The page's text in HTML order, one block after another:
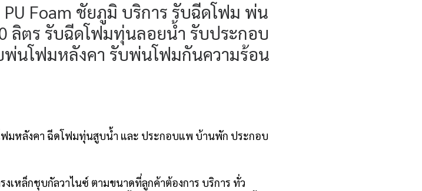
Foam ชัยภูมิ บริการ รับฉีดโฟม พ่น
ลิตร รับฉีดโฟมทุ่นลอยน้ำ รับประกอบ
นโฟมหลังคา รับพ่นโฟมกันความร้อน
หลังคา ฉีดโฟมทุ่นสูบน้ำ และ ประกอบแพ บ้านพัก ประกอบ
หล็กชุบกัลวาไนซ์ ตามขนาดที่ลูกค้าต้องการ บริการ ทั่ว